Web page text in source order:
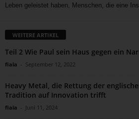
Leben geleistet haben, Menschen, die eine
WEITERE ARTIKEL
Teil 2 Wie Paul sein Haus gegen ein
fiala - September 12, 2022
Heavy Metal, die Rettung der
Tradition auf Innovation trifft
fiala - Juni 11, 2024